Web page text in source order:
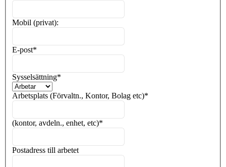
Mobil (privat):
E-post*
Sysselsättning*
Arbetsplats (Förvaltn., Kontor, Bolag etc)*
(kontor, avdeln., enhet, etc)*
Postadress till arbetet